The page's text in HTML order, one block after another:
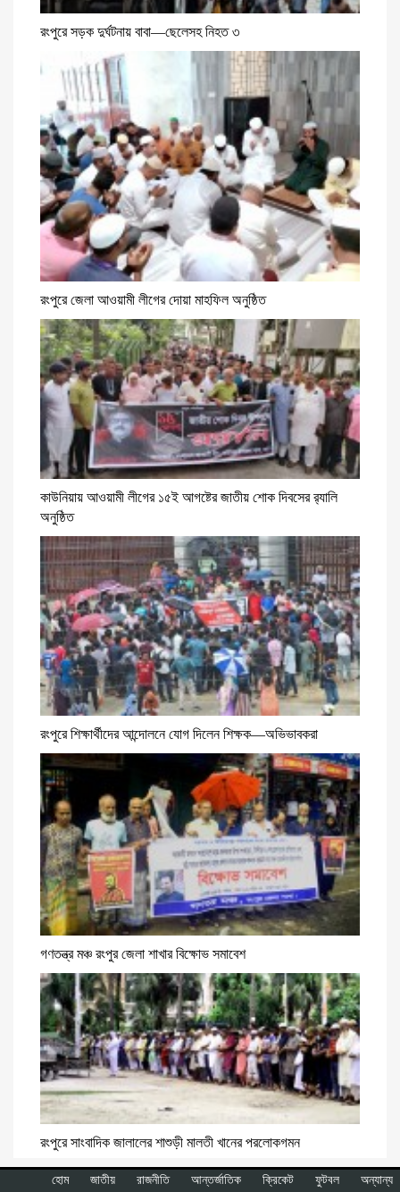
রংপুরে সড়ক দুর্ঘটনায় বাবা—ছেলেসহ নিহত ৩
রংপুরে জেলা আওয়ামী লীগের দোয়া মাহফিল অনুষ্ঠিত
কাউনিয়ায় আওয়ামী লীগের ১৫ই আগষ্টের জাতীয় শোক দিবসের র‍্যালি
অনুষ্ঠিত
রংপুরে শিক্ষার্থীদের আন্দোলনে যোগ দিলেন শিক্ষক—অভিভাবকরা
গণতন্ত্র মঞ্চ রংপুর জেলা শাখার বিক্ষোভ সমাবেশ
রংপুরে সাংবাদিক জালালের শাশুড়ী মালতী খানের পরলোকগমন
হোম জাতীয় রাজনীতি আন্তর্জাতিক ক্রিকেট ফুটবল অন্যান্য